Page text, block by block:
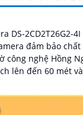
DS-2CD2T26G2-
công nghệ Hồng
lên đến 60 mét